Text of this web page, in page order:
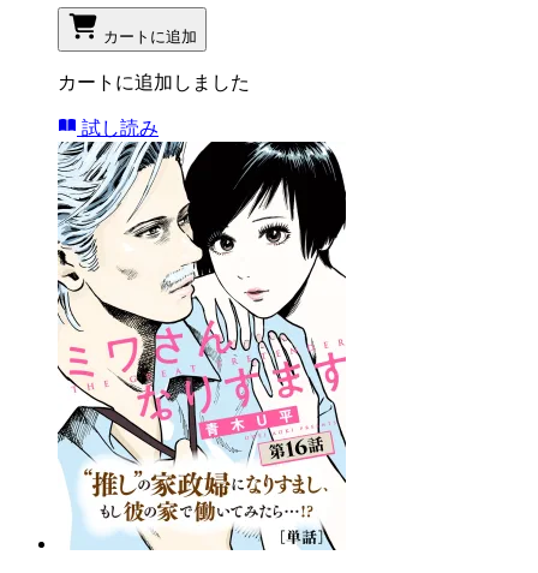
カートに追加
カートに追加しました
試し読み